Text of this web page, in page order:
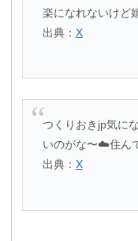
楽になれないけど
出典： X
つくりおきjp気に
いのがな〜☁️住ん
出典： X